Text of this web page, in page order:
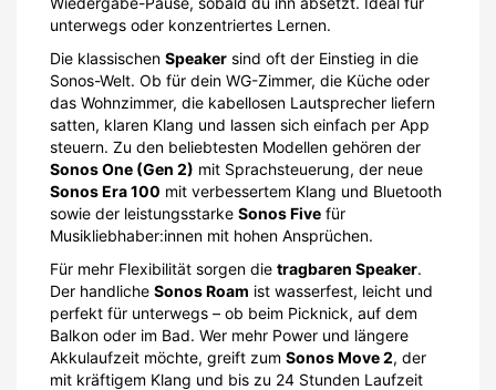
unterwegs oder konzentriertes Lernen.
Die klassischen Speaker sind oft der Einstieg in die
Sonos-Welt. Ob für dein WG-Zimmer, die Küche oder
das Wohnzimmer, die kabellosen Lautsprecher liefern
satten, klaren Klang und lassen sich einfach per App
steuern. Zu den beliebtesten Modellen gehören der
Sonos One (Gen 2) mit Sprachsteuerung, der neue
Sonos Era 100 mit verbessertem Klang und Bluetooth
sowie der leistungsstarke Sonos Five für
Musikliebhaber:innen mit hohen Ansprüchen.
Für mehr Flexibilität sorgen die tragbaren Speaker.
Der handliche Sonos Roam ist wasserfest, leicht und
perfekt für unterwegs – ob beim Picknick, auf dem
Balkon oder im Bad. Wer mehr Power und längere
Akkulaufzeit möchte, greift zum Sonos Move 2, der
mit kräftigem Klang und bis zu 24 Stunden Laufzeit